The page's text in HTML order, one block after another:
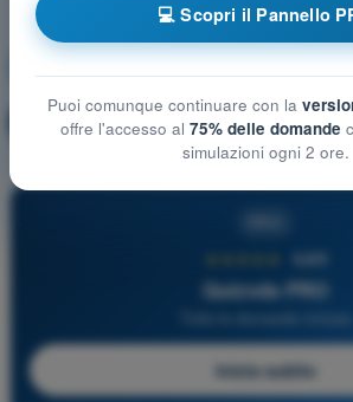
🔒 PRO Spiegazione
4,6/5
Quizvds PRO
Inizia subito
💻 Scopri il Pannello
Puoi comunque continuare con la
offre l'accesso al 75% delle domande
simulazioni ogni 2 ore.